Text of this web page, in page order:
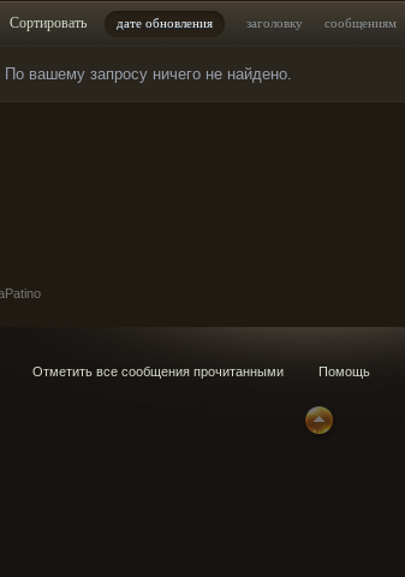
Сортировать дате обновления заголовку сообщениям
По вашему запросу ничего не найдено.
Отметить все сообщения прочитанными Помощь